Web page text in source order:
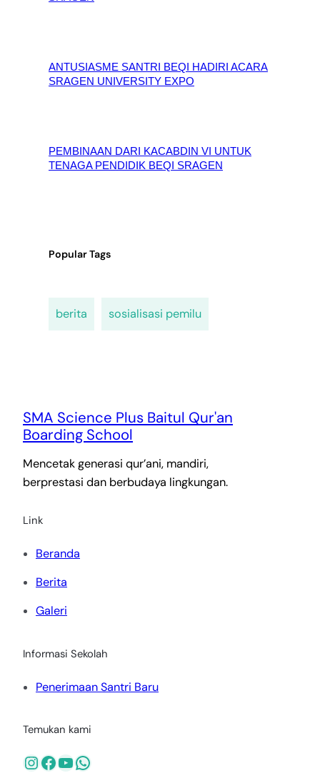
ANTUSIASME SANTRI BEQI HADIRI ACARA
SRAGEN UNIVERSITY EXPO
PEMBINAAN DARI KACABDIN VI UNTUK
TENAGA PENDIDIK BEQI SRAGEN
Popular Tags
berita sosialisasi pemilu
SMA Science Plus Baitul Qur'an
Boarding School
Mencetak generasi qur’ani, mandiri,
berprestasi dan berbudaya lingkungan.
Link
Beranda
Berita
Galeri
Informasi Sekolah
Penerimaan Santri Baru
Temukan kami
InstagramFacebook YouTube WhatsApp